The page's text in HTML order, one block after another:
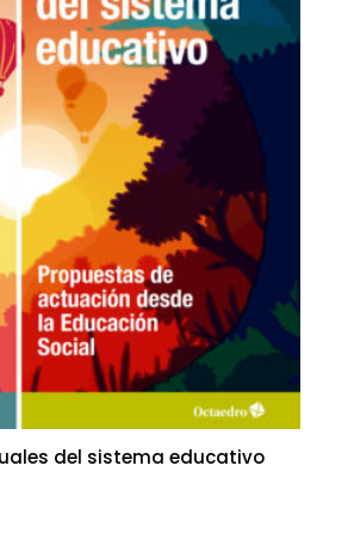
del sistema educativo